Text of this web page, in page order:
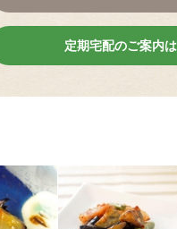
定期宅配のご案内